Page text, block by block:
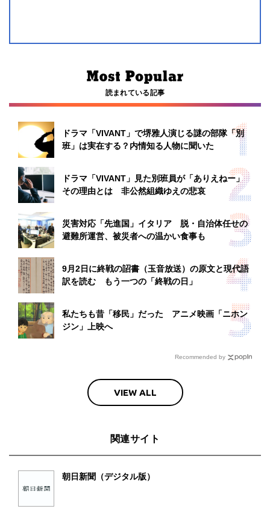
読まれている記事
ドラマ「VIVANT」で堺雅人演じる謎の部隊「別
班」は実在する？内情知る人物に聞いた
ドラマ「VIVANT」見た別班員が「ありえねー」
その理由とは 非公然組織ゆえの悲哀
災害対応「先進国」イタリア 脱・自治体任せの
避難所運営、被災者への温かい食事も
9月2日に終戦の詔書（玉音放送）の原文と現代語
訳を読む もう一つの「終戦の日」
私たちも昔「移民」だった アニメ映画「ニホン
ジン」上映へ
Recommended by
VIEW ALL
関連サイト
朝日新聞（デジタル版）